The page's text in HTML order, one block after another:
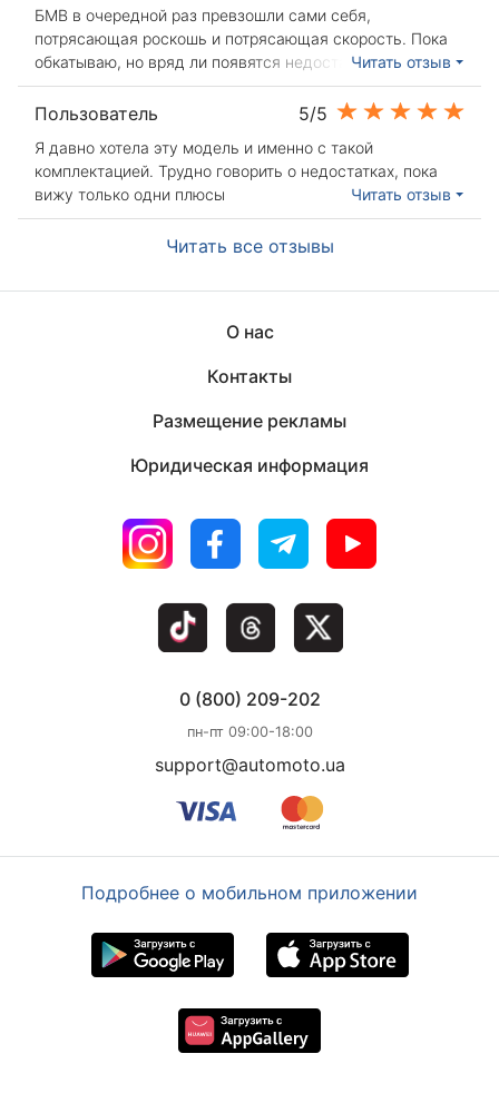
БМВ в очередной раз превзошли сами себя,
потрясающая роскошь и потрясающая скорость. Пока
обкатываю, но вряд ли появятся недостатки.Читать отзыв
Пользователь 5/5
Я давно хотела эту модель и именно с такой
комплектацией. Трудно говорить о недостатках, пока
вижу только одни плюсы
Читать отзыв
Читать все отзывы
О нас
Контакты
Размещение рекламы
Юридическая информация
0 (800) 209-202
пн-пт 09:00-18:00
support@automoto.ua
Подробнее о мобильном приложении